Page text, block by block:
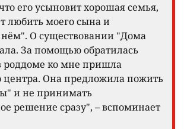
его усыновит хорошая семья,
любить моего сына и
нём". О существовании "Дома
За помощью обратилась
роддоме ко мне пришла
центра. Она предложила пожить
и не принимать
решение сразу", – вспоминает